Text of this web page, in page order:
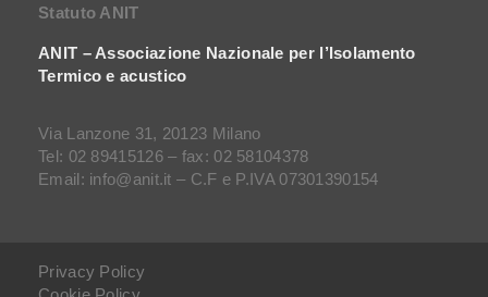
Statuto ANIT
ANIT – Associazione Nazionale per l’Isolamento
Termico e acustico
Via Lanzone 31, 20123 Milano
Tel: 02 89415126 – fax: 02 58104378
Email: info@anit.it – C.F e P.IVA 07301390154
Privacy Policy